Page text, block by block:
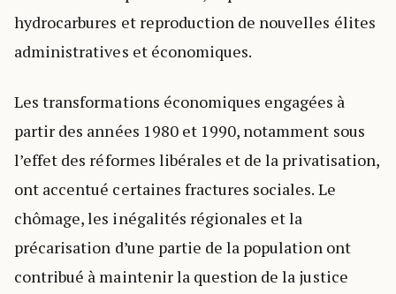
hydrocarbures et reproduction de nouvelles élites
administratives et économiques.
Les transformations économiques engagées à
partir des années 1980 et 1990, notamment sous
l’effet des réformes libérales et de la privatisation,
ont accentué certaines fractures sociales. Le
chômage, les inégalités régionales et la
précarisation d’une partie de la population ont
contribué à maintenir la question de la justice